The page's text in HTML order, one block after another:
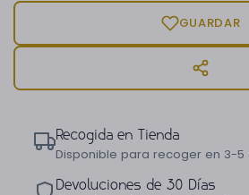
GUARDAR
Recogida en Tienda
Disponible para recoger en 3-5
Devoluciones de 30 Días